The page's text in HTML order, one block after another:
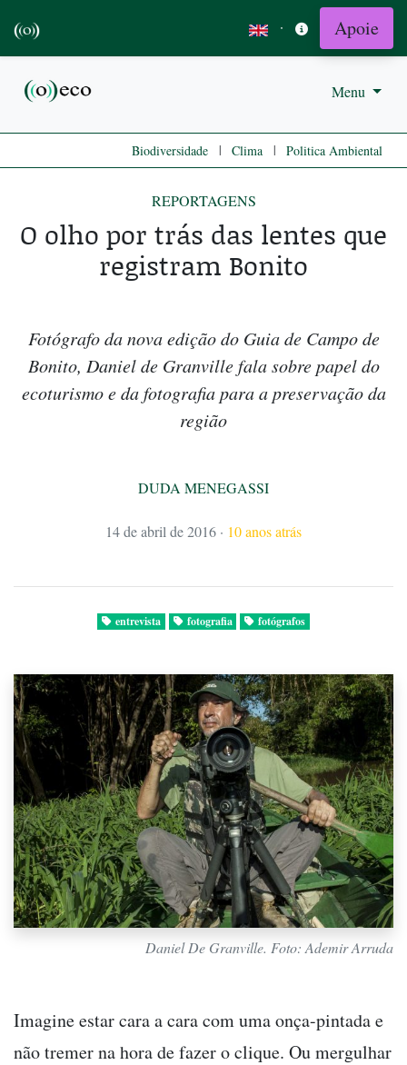
· Apoie
Menu
Biodiversidade | Clima | Politica Ambiental
REPORTAGENS
O olho por trás das lentes que
registram Bonito
Fotógrafo da nova edição do Guia de Campo de
Bonito, Daniel de Granville fala sobre papel do
ecoturismo e da fotografia para a preservação da
região
DUDA MENEGASSI
14 de abril de 2016 · 10 anos atrás
entrevista fotografia fotógrafos
Daniel De Granville. Foto: Ademir Arruda
Imagine estar cara a cara com uma onça-pintada e
não tremer na hora de fazer o clique. Ou mergulhar